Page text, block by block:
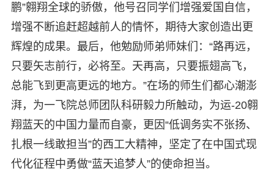
鹏”翱翔全球的骄傲，他号召同学们增强爱国自信，
增强不断追赶超越前人的情怀，期待大家创造出更
辉煌的成果。最后，他勉励师弟师妹们：“路再远，
只要矢志前行，必将至。天再高，只要振翅高飞，
总能飞到更高更远的地方。”在场的师生们都心潮澎
湃，为一飞院总师团队科研毅力所触动，为运-20翱
翔蓝天的中国力量而自豪，更因“低调务实不张扬、
扎根一线敢担当”的西工大精神，坚定了在中国式现
代化征程中勇做“蓝天追梦人”的使命担当。